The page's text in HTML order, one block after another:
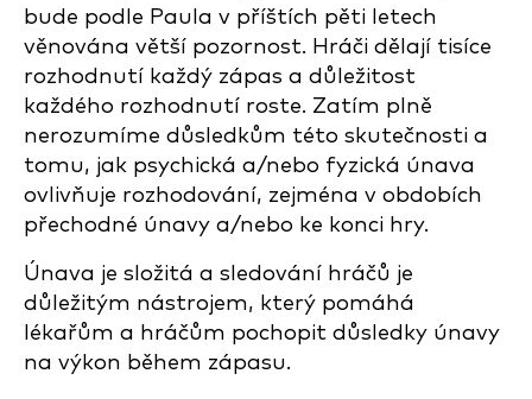
bude podle Paula v příštích pěti letech
věnována větší pozornost. Hráči dělají tisíce
rozhodnutí každý zápas a důležitost
každého rozhodnutí roste. Zatím plně
nerozumíme důsledkům této skutečnosti a
tomu, jak psychická a/nebo fyzická únava
ovlivňuje rozhodování, zejména v obdobích
přechodné únavy a/nebo ke konci hry.
Únava je složitá a sledování hráčů je
důležitým nástrojem, který pomáhá
lékařům a hráčům pochopit důsledky únavy
na výkon během zápasu.